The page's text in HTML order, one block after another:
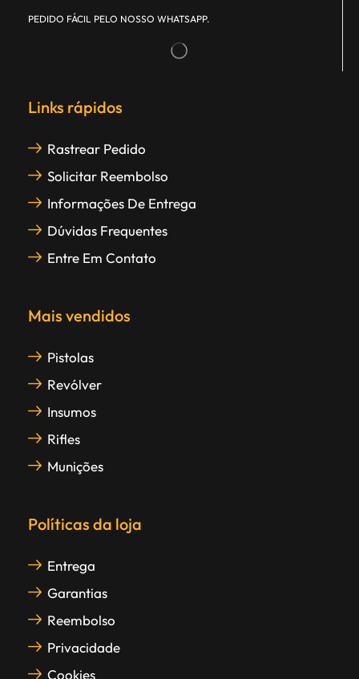
PEDIDO FÁCIL PELO NOSSO WHATSAPP.
Links rápidos
Rastrear Pedido
Solicitar Reembolso
Informações De Entrega
Dúvidas Frequentes
Entre Em Contato
Mais vendidos
Pistolas
Revólver
Insumos
Rifles
Munições
Políticas da loja
Entrega
Garantias
Reembolso
Privacidade
Cookies